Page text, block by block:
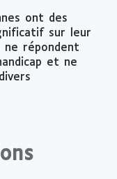
ont des
sur leur
ne répondent
et ne